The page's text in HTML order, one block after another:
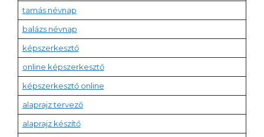
tamás névnap
balázs névnap
képszerkesztő
online képszerkesztő
képszerkesztő online
alaprajz tervező
alaprajz készítő